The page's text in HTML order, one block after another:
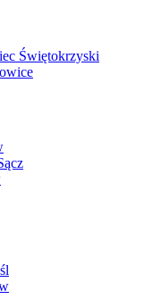
Świętokrzyski